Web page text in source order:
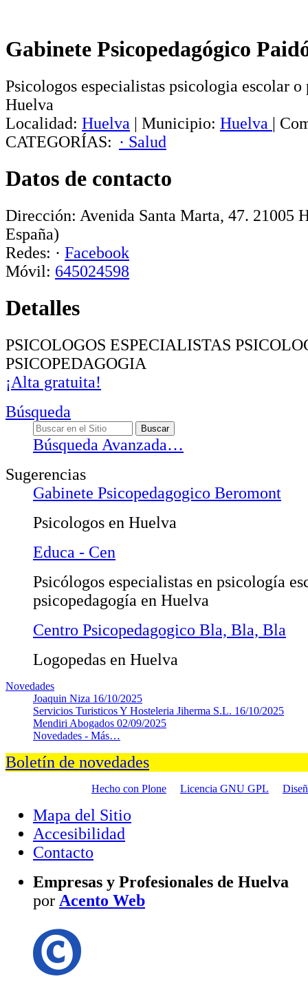
Gabinete Psicopedagógico
Psicologos especialistas psicologia escolar o
Huelva
Localidad: Huelva | Municipio: Huelva |
CATEGORÍAS: · Salud
Datos de contacto
Dirección: Avenida Santa Marta, 47. 21005
España)
Redes: · Facebook
Móvil: 645024598
Detalles
PSICOLOGOS ESPECIALISTAS
PSICOPEDAGOGIA
¡Alta gratuita!
Búsqueda
Búsqueda Avanzada…
Sugerencias
Gabinete Psicopedagogico Beromont
Psicologos en Huelva
Educa - Cen
Psicólogos especialistas en psicología
psicopedagogía en Huelva
Centro Psicopedagogico Bla, Bla, Bla
Logopedas en Huelva
Novedades
Joaquin Niza 16/10/2025
Servicios Turisticos Y Hosteleria Jiherma S.L. 16/10/2025
Mendiri Abogados 02/09/2025
Novedades - Más…
Boletín de novedades
Hecho con Plone Licencia GNU GPL
Mapa del Sitio
Accesibilidad
Contacto
Empresas y Profesionales de Huelva
por Acento Web